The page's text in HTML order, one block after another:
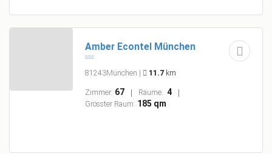
Amber Econtel München
81243München 11.7 km
Zimmer: 67 Räume: 4
Grösster Raum: 185 qm